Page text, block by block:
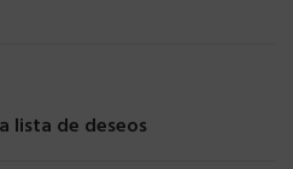
lista de deseos